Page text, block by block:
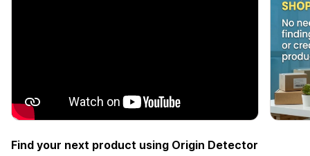
Find your next product using Origin Detector